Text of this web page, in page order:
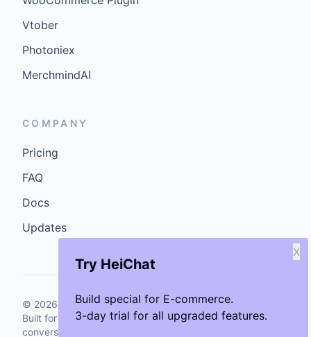
Try HeiChat
Build special for E-commerce.
3-day trial for all upgraded features.
X
Vtober
Photoniex
MerchmindAI
COMPANY
Pricing
FAQ
Docs
Updates
© 2026 GenCybers Inc. All rights reserved.
Built for storefronts that want faster answers and cleaner
conversions.